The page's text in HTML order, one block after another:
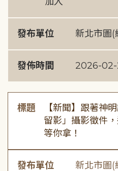
發布單位 新北市圖(
發佈時間 2026-
標題
【新聞】跟著神
留影」攝影徵件
等你拿！
發布單位 新北市圖(